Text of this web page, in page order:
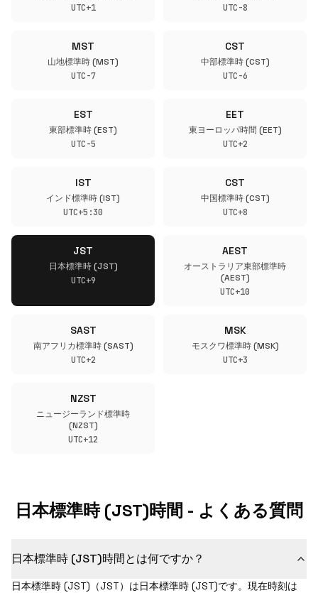
UTC+1
UTC-8
MST
山地標準時 (MST)
UTC-7
CST
中部標準時 (CST)
UTC-6
EST
東部標準時 (EST)
UTC-5
EET
東ヨーロッパ時間 (EET)
UTC+2
IST
インド標準時 (IST)
UTC+5:30
CST
中国標準時 (CST)
UTC+8
JST
日本標準時 (JST)
UTC+9
AEST
オーストラリア東部標準時
(AEST)
UTC+10
SAST
南アフリカ標準時 (SAST)
UTC+2
MSK
モスクワ標準時 (MSK)
UTC+3
NZST
ニュージーランド標準時
(NZST)
UTC+12
日本標準時 (JST)時間 - よくある質問
日本標準時 (JST)時間とは何ですか？
日本標準時 (JST)（JST）は日本標準時 (JST)です。現在時刻は